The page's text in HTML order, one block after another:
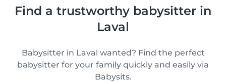
Find a trustworthy babysitter in
Laval
Babysitter in Laval wanted? Find the perfect
babysitter for your family quickly and easily via
Babysits.